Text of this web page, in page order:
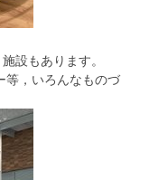
設もあります。
等，いろんなものづ